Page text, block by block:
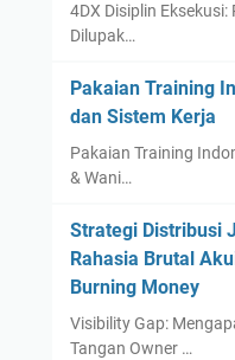
4DX Disiplin
Dilupak…
Pakaian Training
dan Sistem Kerja
Pakaian Training
& Wani…
Strategi Distribusi
Rahasia Brutal
Burning Money
Visibility Gap:
Tangan Owner …